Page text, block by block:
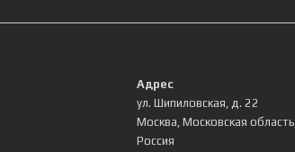
Адрес
ул. Шипиловская, д. 22
Москва, Московская область
Россия